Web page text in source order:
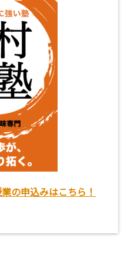
の申込みはこちら！